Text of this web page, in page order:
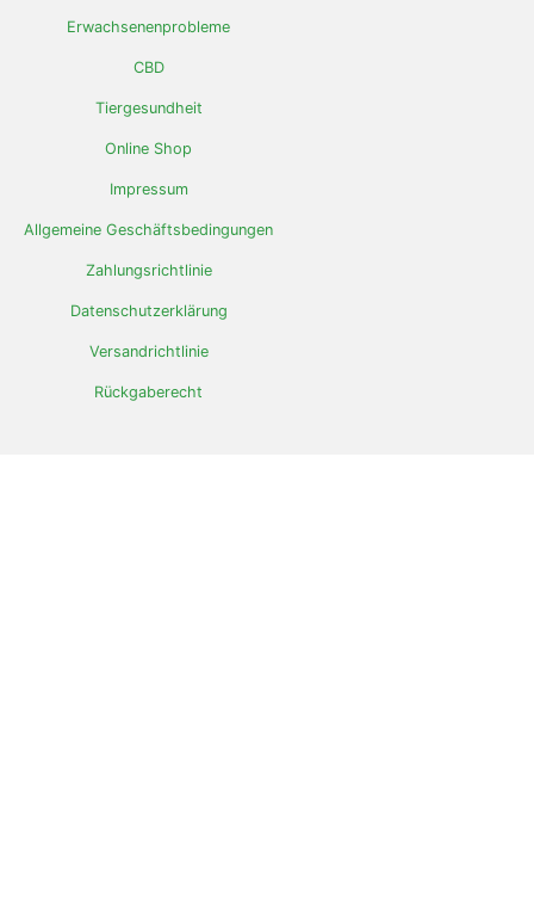
Erwachsenenprobleme
CBD
Tiergesundheit
Online Shop
Impressum
Allgemeine Geschäftsbedingungen
Zahlungsrichtlinie
Datenschutzerklärung
Versandrichtlinie
Rückgaberecht